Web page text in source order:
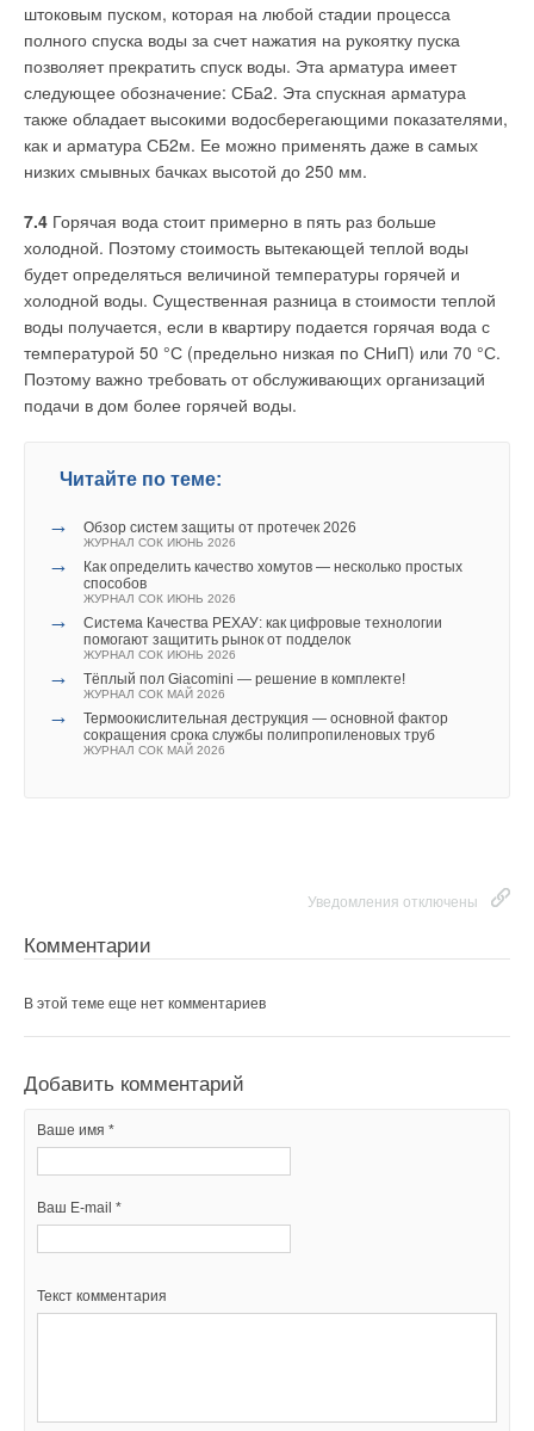
штоковым пуском, которая на любой стадии процесса
полного спуска воды за счет нажатия на рукоятку пуска
позволяет прекратить спуск воды. Эта арматура имеет
следующее обозначение: СБа2. Эта спускная арматура
также обладает высокими водосберегающими показателями,
как и арматура СБ2м. Ее можно применять даже в самых
низких смывных бачках высотой до 250 мм.
7.4 Горячая вода стоит примерно в пять раз больше
холодной. Поэтому стоимость вытекающей теплой воды
будет определяться величиной температуры горячей и
холодной воды. Существенная разница в стоимости теплой
воды получается, если в квартиру подается горячая вода с
температурой 50 °С (предельно низкая по СНиП) или 70 °С.
Поэтому важно требовать от обслуживающих организаций
подачи в дом более горячей воды.
Читайте по теме:
→ Обзор систем защиты от протечек 2026
ЖУРНАЛ СОК ИЮНЬ 2026
→
Как определить качество хомутов — несколько простых
способов
ЖУРНАЛ СОК ИЮНЬ 2026
→
Система Качества РЕХАУ: как цифровые технологии
помогают защитить рынок от подделок
ЖУРНАЛ СОК ИЮНЬ 2026
→ Тёплый пол Giacomini — решение в комплекте!
ЖУРНАЛ СОК МАЙ 2026
→
Термоокислительная деструкция — основной фактор
сокращения срока службы полипропиленовых труб
ЖУРНАЛ СОК МАЙ 2026
Уведомления отключены
Комментарии
В этой теме еще нет комментариев
Добавить комментарий
Ваше имя *
Ваш E-mail *
Текст комментария